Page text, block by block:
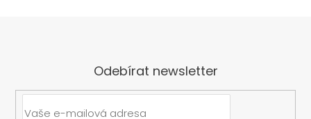
Odebírat newsletter